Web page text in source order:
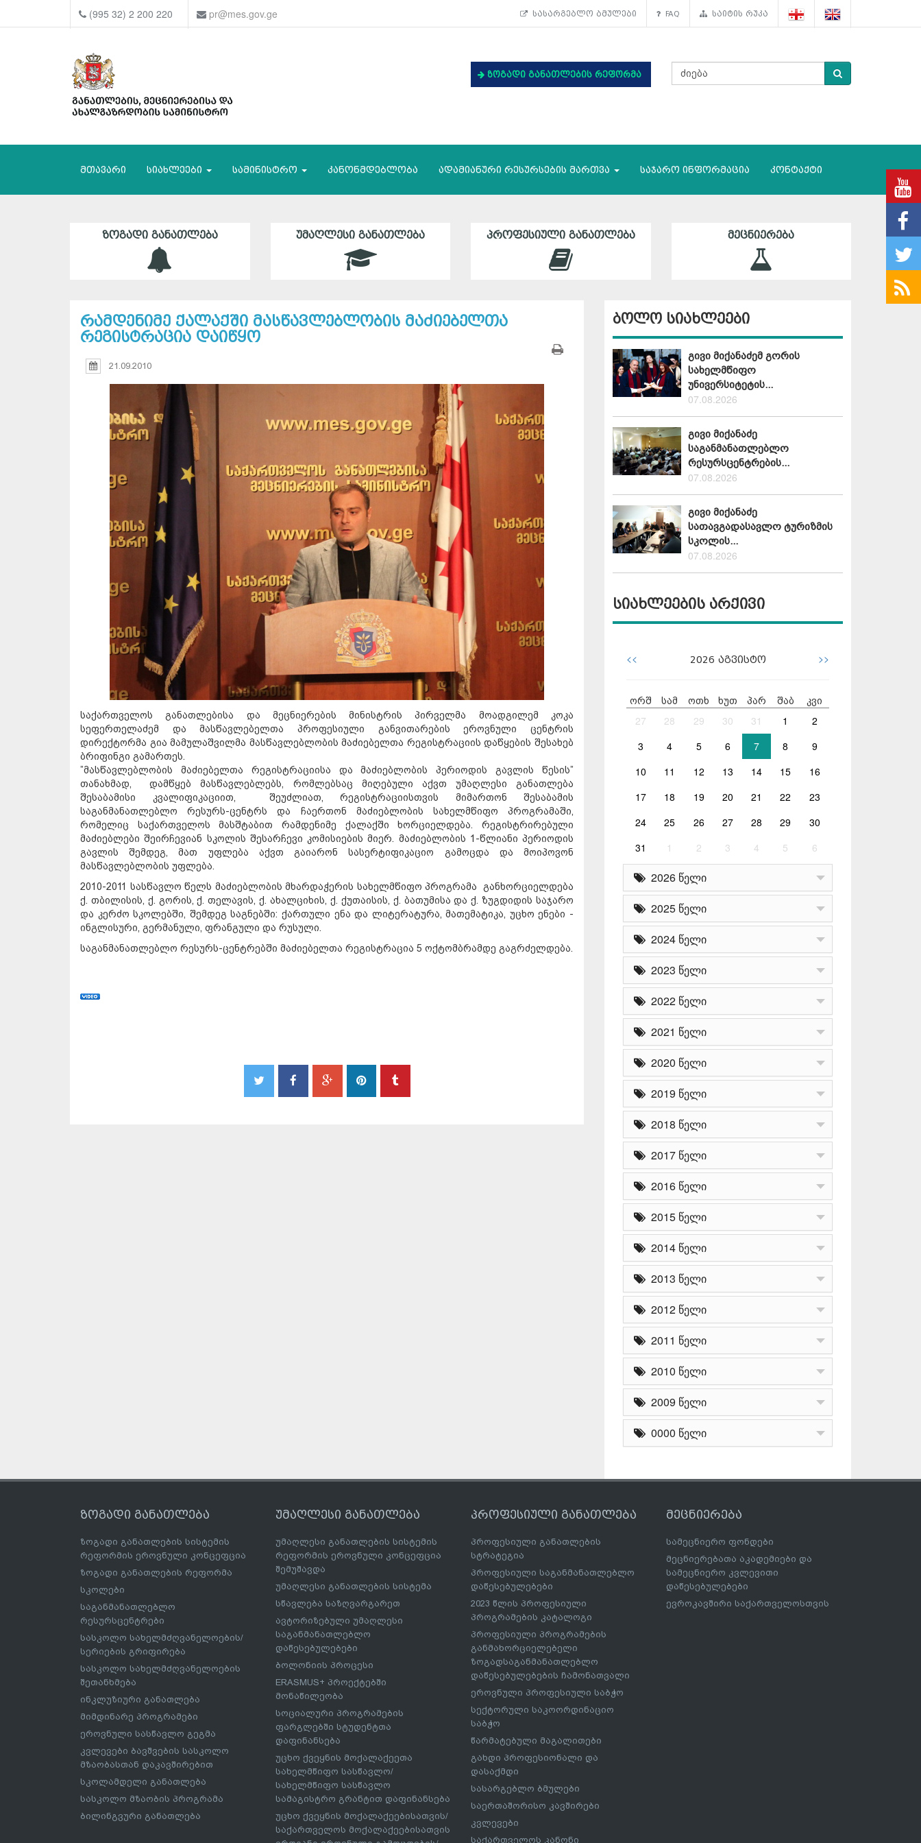
(995 32) 2 200 220 pr@mes.gov.ge სასარგებლო ბმულები FAQ საიტის რუკა
ზოგადი განათლების რეფორმა
მთავარი სიახლეები სამინისტრო კანონმდებლობა ადამიანური რესურსების მართვა საჯარო ინფორმაცია კონტაქტი
ᲖᲝᲒᲐᲓᲘ ᲒᲐᲜᲐᲗᲚᲔᲑᲐ ᲣᲛᲐᲦᲚᲔᲡᲘ ᲒᲐᲜᲐᲗᲚᲔᲑᲐ ᲞᲠᲝᲤᲔᲡᲘᲣᲚᲘ ᲒᲐᲜᲐᲗᲚᲔᲑᲐ ᲛᲔᲪᲜᲘᲔᲠᲔᲑᲐ
რამდენიმე ქალაქში მასწავლებლობის მაძიებელთა
რეგისტრაცია დაიწყო
21.09.2010
საქართველოს განათლებისა და მეცნიერების მინისტრის პირველმა მოადგილემ კოკა
სეფერთელაძემ და მასწავლებელთა პროფესიული განვითარების ეროვნული ცენტრის
დირექტორმა გია მამულაშვილმა მასწავლებლობის მაძიებელთა რეგისტრაციის დაწყების შესახებ
ბრიფინგი გამართეს.
”მასწავლებლობის მაძიებელთა რეგისტრაციისა და მაძიებლობის პერიოდის გავლის წესის”
თანახმად, დამწყებ მასწავლებლებს, რომლებსაც მიღებული აქვთ უმაღლესი განათლება
შესაბამისი კვალიფიკაციით, შეუძლიათ, რეგისტრაციისთვის მიმართონ შესაბამის
საგანმანათლებლო რესურს-ცენტრს და ჩაერთონ მაძიებლობის სახელმწიფო პროგრამაში,
რომელიც საქართველოს მასშტაბით რამდენიმე ქალაქში ხორციელდება. რეგისტრირებული
მაძიებლები შეირჩევიან სკოლის შესარჩევი კომისიების მიერ. მაძიებლობის 1-წლიანი პერიოდის
გავლის შემდეგ, მათ უფლება აქვთ გაიარონ სასერტიფიკაციო გამოცდა და მოიპოვონ
მასწავლებლობის უფლება.
2010-2011 სასწავლო წელს მაძიებლობის მხარდაჭერის სახელმწიფო პროგრამა განხორციელდება
ქ. თბილისის, ქ. გორის, ქ. თელავის, ქ. ახალციხის, ქ. ქუთაისის, ქ. ბათუმისა და ქ. ზუგდიდის საჯარო
და კერძო სკოლებში, შემდეგ საგნებში: ქართული ენა და ლიტერატურა, მათემატიკა, უცხო ენები -
ინგლისური, გერმანული, ფრანგული და რუსული.
საგანმანათლებლო რესურს-ცენტრებში მაძიებელთა რეგისტრაცია 5 ოქტომბრამდე გაგრძელდება.
ბოლო სიახლეები
გივი მიქანაძემ გორის
სახელმწიფო
უნივერსიტეტის...
07.08.2026
გივი მიქანაძე
საგანმანათლებლო
რესურსცენტრების...
07.08.2026
გივი მიქანაძე
სათავგადასავლო ტურიზმის
სკოლის...
07.08.2026
სიახლეების არქივი
<< 2026 აგვისტო >>
ორშ სამ ოთხ ხუთ პარ შაბ კვი
27 28 29 30 31 1
2
3
4 5 6 7 8
9
10
11 12 13 14 15
16
17
18 19 20 21 22
23
24
25 26 27 28 29
30
31
1 2 3 4 5 6
2026 წელი
2025 წელი
2024 წელი
2023 წელი
2022 წელი
2021 წელი
2020 წელი
2019 წელი
2018 წელი
2017 წელი
2016 წელი
2015 წელი
2014 წელი
2013 წელი
2012 წელი
2011 წელი
2010 წელი
2009 წელი
0000 წელი
ზოგადი განათლება
ზოგადი განათლების სისტემის
რეფორმის ეროვნული კონცეფცია
ზოგადი განათლების რეფორმა
სკოლები
საგანმანათლებლო
რესურსცენტრები
სასკოლო სახელმძღვანელოების/
სერიების გრიფირება
სასკოლო სახელმძღვანელოების
შეთანხმება
ინკლუზიური განათლება
მიმდინარე პროგრამები
ეროვნული სასწავლო გეგმა
კვლევები ბავშვების სასკოლო
მზაობასთან დაკავშირებით
სკოლამდელი განათლება
სასკოლო მზაობის პროგრამა
ბილინგვური განათლება
უმაღლესი განათლება
უმაღლესი განათლების სისტემის
რეფორმის ეროვნული კონცეფცია
შემუშავდა
უმაღლესი განათლების სისტემა
სწავლება საზღვარგარეთ
ავტორიზებული უმაღლესი
საგანმანათლებლო
დაწესებულებები
ბოლონიის პროცესი
ERASMUS+ პროექტებში
მონაწილეობა
სოციალური პროგრამების
ფარგლებში სტუდენტთა
დაფინანსება
უცხო ქვეყნის მოქალაქეეთა
სახელმწიფო სასწავლო/
სახელმწიფო სასწავლო
სამაგისტრო გრანტით დაფინანსება
უცხო ქვეყნის მოქალაქეებისათვის/
საქართველოს მოქალაქეებისათვის
პროფესიული განათლება
პროფესიული განათლების
სტრატეგია
პროფესიული საგანმანათლებლო
დაწესებულებები
2023 წლის პროფესიული
პროგრამების კატალოგი
პროფესიული პროგრამების
განმახორციელებელი
ზოგადსაგანმანათლებლო
დაწესებულებების ჩამონათვალი
ეროვნული პროფესიული საბჭო
სექტორული საკოორდინაციო
საბჭო
წარმატებული მაგალითები
გახდი პროფესიონალი და
დასაქმდი
სასარგებლო ბმულები
საერთაშორისო კავშირები
კვლევები
საქართველოს კანონი
მეცნიერება
სამეცნიერო ფონდები
მეცნიერებათა აკადემიები და
სამეცნიერო კვლევითი
დაწესებულებები
ევროკავშირი საქართველოსთვის